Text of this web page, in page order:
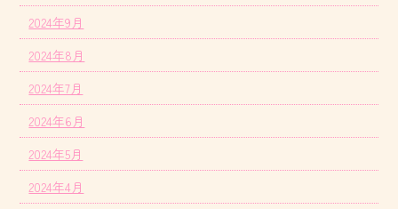
2024年9月
2024年8月
2024年7月
2024年6月
2024年5月
2024年4月